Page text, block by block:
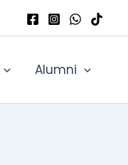
Alumni